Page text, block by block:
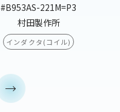
#B953AS-221M=P3
村田製作所
インダクタ(コイル)